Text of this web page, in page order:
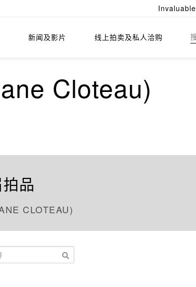
Invaluable
新闻及影片 线上拍卖及私人洽购
Cloteau)
品
CLOTEAU)